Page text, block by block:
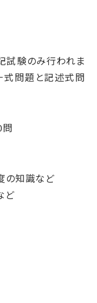
試験のみ行われま
式問題と記述式問
の知識など
ど